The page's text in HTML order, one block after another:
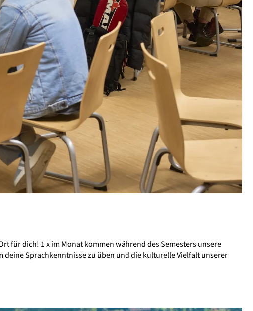
für dich! 1 x im Monat kommen während des Semesters unsere
deine Sprachkenntnisse zu üben und die kulturelle Vielfalt unserer